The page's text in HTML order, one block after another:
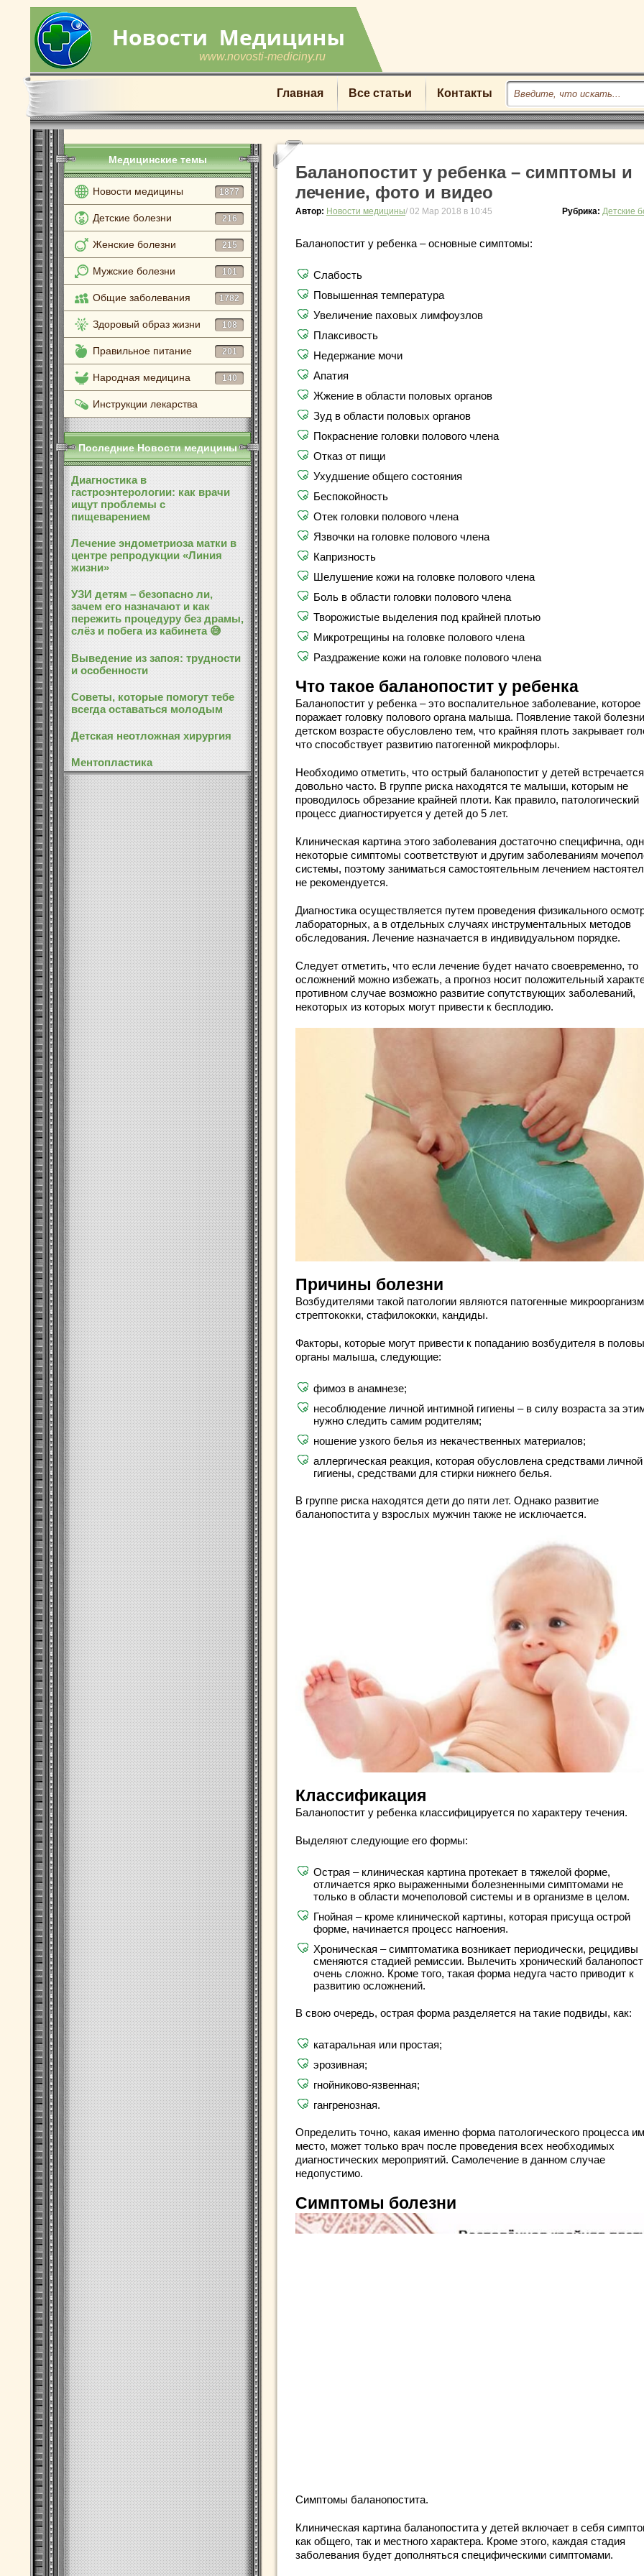
www.novosti-mediciny.ru
Главная Все статьи Контакты
Медицинские темы
Новости медицины 1877
Детские болезни 216
Женские болезни 215
Мужские болезни 101
Общие заболевания 1782
Здоровый образ жизни 108
Правильное питание 201
Народная медицина 140
Инструкции лекарства
Последние Новости медицины
Диагностика в
гастроэнтерологии: как врачи
ищут проблемы с
пищеварением
Лечение эндометриоза матки в
центре репродукции «Линия
жизни»
УЗИ детям – безопасно ли,
зачем его назначают и как
пережить процедуру без драмы,
слёз и побега из кабинета 😅
Выведение из запоя: трудности
и особенности
Советы, которые помогут тебе
всегда оставаться молодым
Детская неотложная хирургия
Ментопластика
Баланопостит у ребенка – симптомы и
лечение, фото и видео
Автор: Новости медицины/ 02 Мар 2018 в 10:45 Рубрика: Детские
Баланопостит у ребенка – основные симптомы:
Слабость
Повышенная температура
Увеличение паховых лимфоузлов
Плаксивость
Недержание мочи
Апатия
Жжение в области половых органов
Зуд в области половых органов
Покраснение головки полового члена
Отказ от пищи
Ухудшение общего состояния
Беспокойность
Отек головки полового члена
Язвочки на головке полового члена
Капризность
Шелушение кожи на головке полового члена
Боль в области головки полового члена
Творожистые выделения под крайней плотью
Микротрещины на головке полового члена
Раздражение кожи на головке полового члена
Что такое баланопостит у ребенка
Баланопостит у ребенка – это воспалительное заболевание, которое
поражает головку полового органа малыша. Появление такой
детском возрасте обусловлено тем, что крайняя плоть закрывает
что способствует развитию патогенной микрофлоры.
Необходимо отметить, что острый баланопостит у детей встречается
довольно часто. В группе риска находятся те малыши, которым не
проводилось обрезание крайней плоти. Как правило, патологический
процесс диагностируется у детей до 5 лет.
Клиническая картина этого заболевания достаточно специфична,
некоторые симптомы соответствуют и другим заболеваниям
системы, поэтому заниматься самостоятельным лечением
не рекомендуется.
Диагностика осуществляется путем проведения физикального
лабораторных, а в отдельных случаях инструментальных методов
обследования. Лечение назначается в индивидуальном порядке.
Следует отметить, что если лечение будет начато своевременно, то
осложнений можно избежать, а прогноз носит положительный
противном случае возможно развитие сопутствующих заболеваний,
некоторых из которых могут привести к бесплодию.
Причины болезни
Возбудителями такой патологии являются патогенные
стрептококки, стафилококки, кандиды.
Факторы, которые могут привести к попаданию возбудителя в
органы малыша, следующие:
фимоз в анамнезе;
несоблюдение личной интимной гигиены – в силу возраста за
нужно следить самим родителям;
ношение узкого белья из некачественных материалов;
аллергическая реакция, которая обусловлена средствами личной
гигиены, средствами для стирки нижнего белья.
В группе риска находятся дети до пяти лет. Однако развитие
баланопостита у взрослых мужчин также не исключается.
Классификация
Баланопостит у ребенка классифицируется по характеру течения.
Выделяют следующие его формы:
Острая – клиническая картина протекает в тяжелой форме,
отличается ярко выраженными болезненными симптомами не
только в области мочеполовой системы и в организме в целом.
Гнойная – кроме клинической картины, которая присуща острой
форме, начинается процесс нагноения.
Хроническая – симптоматика возникает периодически, рецидивы
сменяются стадией ремиссии. Вылечить хронический
очень сложно. Кроме того, такая форма недуга часто приводит к
развитию осложнений.
В свою очередь, острая форма разделяется на такие подвиды, как:
катаральная или простая;
эрозивная;
гнойниково-язвенная;
гангренозная.
Определить точно, какая именно форма патологического процесса
место, может только врач после проведения всех необходимых
диагностических мероприятий. Самолечение в данном случае
недопустимо.
Симптомы болезни
Симптомы баланопостита.
Клиническая картина баланопостита у детей включает в себя
как общего, так и местного характера. Кроме этого, каждая стадия
заболевания будет дополняться специфическими симптомами.